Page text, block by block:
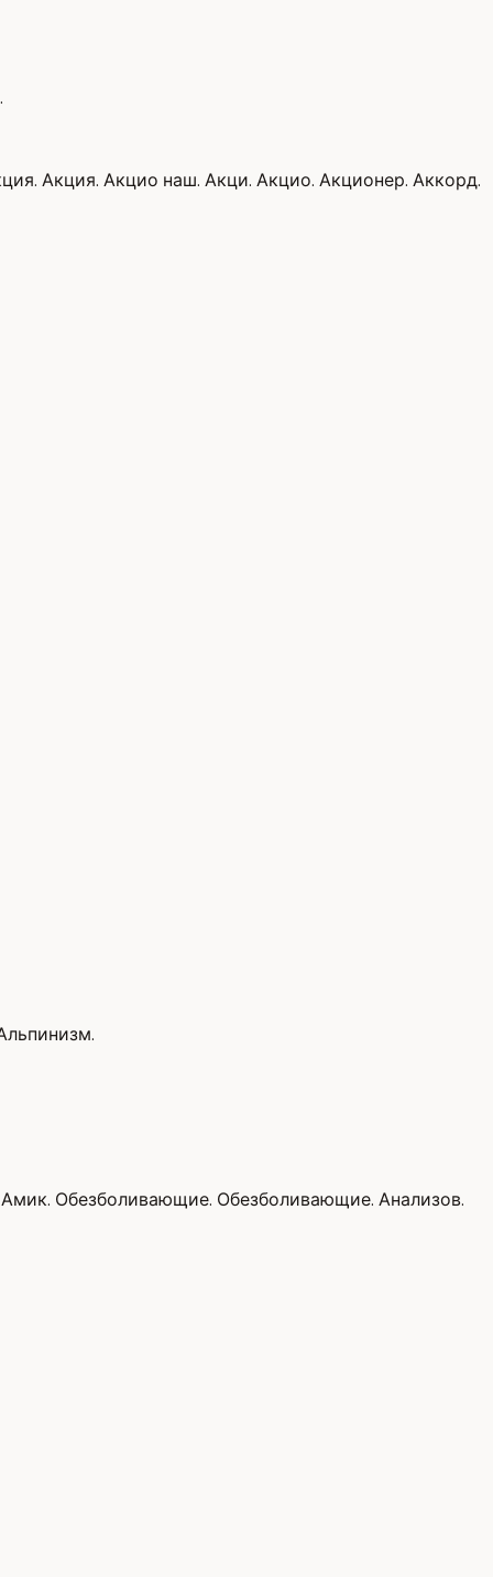
Акция. Акцио наш. Акци. Акцио. Акционер. Аккорд.
Обезболивающие. Обезболивающие. Анализов.